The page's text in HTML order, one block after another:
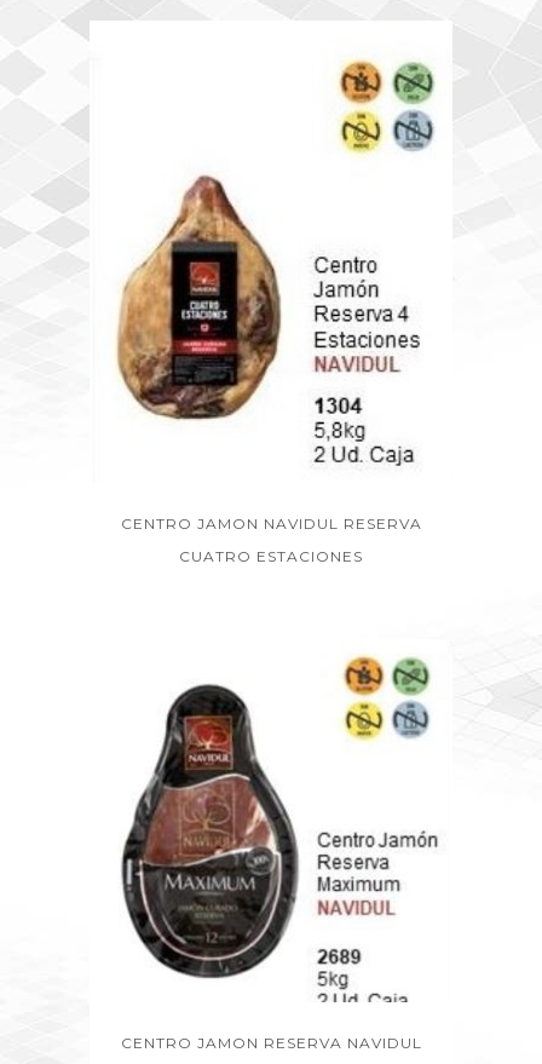
CENTRO JAMON NAVIDUL RESERVA
CUATRO ESTACIONES
CENTRO JAMON RESERVA NAVIDUL